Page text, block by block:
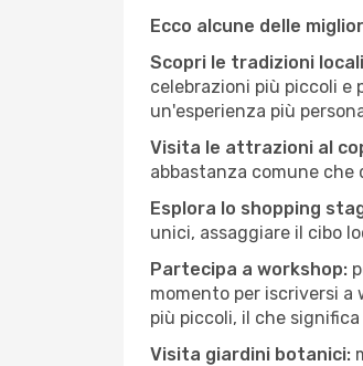
Ecco alcune delle
Scopri le tradizioni
celebrazioni più piccoli
un'esperienza più
Visita le attrazioni al
abbastanza comune
Esplora lo shopping
unici, assaggiare il cibo
Partecipa a workshop:
momento per iscriversi a
più piccoli, il che
Visita giardini botanici: